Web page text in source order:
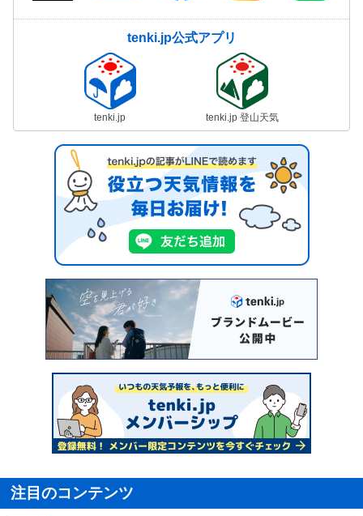
tenki.jp公式アプリ
tenki.jp tenki.jp 登山天気
注目のコンテンツ